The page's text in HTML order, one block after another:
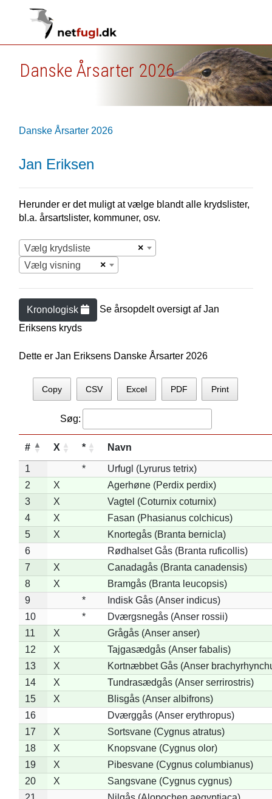
Danske Årsarter 2026
Danske Årsarter 2026
Jan Eriksen
Herunder er det muligt at vælge blandt alle krydslister,
bl.a. årsartslister, kommuner, osv.
×
Vælg krydsliste
×
Vælg visning
Kronologisk Se årsopdelt oversigt afJan
Eriksens kryds
Dette er Jan Eriksens Danske Årsarter 2026
Copy CSV Excel PDF Print
Søg:
# X * Navn
1 *
Urfugl (Lyrurus tetrix)
2
X
Agerhøne (Perdix perdix)
3
X
Vagtel (Coturnix coturnix)
4
X
Fasan (Phasianus colchicus)
5
X
Knortegås (Branta bernicla)
6
Rødhalset Gås (Branta ruficollis)
7
X
Canadagås (Branta canadensis)
8
X
Bramgås (Branta leucopsis)
9
*
Indisk Gås (Anser indicus)
10
*
Dværgsnegås (Anser rossii)
11
X
Grågås (Anser anser)
12
X
Tajgasædgås (Anser fabalis)
13
X
Kortnæbbet Gås (Anser
14
X
Tundrasædgås (Anser serrirostris)
15
X
Blisgås (Anser albifrons)
16
Dværggås (Anser erythropus)
17
X
Sortsvane (Cygnus atratus)
18
X
Knopsvane (Cygnus olor)
19
X
Pibesvane (Cygnus columbianus)
20
X
Sangsvane (Cygnus cygnus)